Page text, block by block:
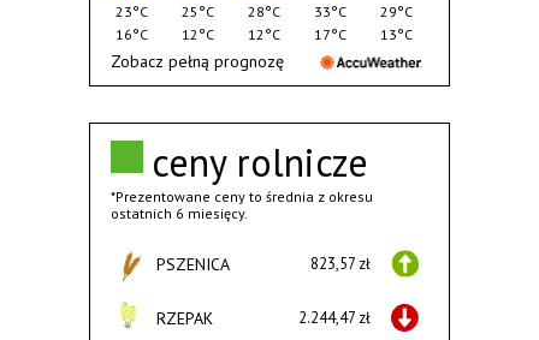
ceny rolnicze
*Prezentowane ceny to średnia z okresu
ostatnich 6 miesięcy.
PSZENICA 823,57 zł
RZEPAK 2.244,47 zł
23°C
16°C
25°C
12°C
28°C
12°C
33°C
17°C
29°C
13°C
Zobacz pełną prognozę